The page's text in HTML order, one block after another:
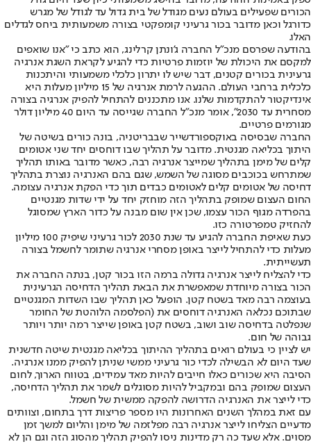
הכורים שפעילים בעולם נעים מגודל של בית גדול עד לגודל של מגרש
כדורגל וכאן מדובר בכור גרעיני קומפקטי בצורה משמעותית ביחס לגדלים
האלו.
בהודעה שפרסם מנכ"ל החברה ג'ונתן קרלינג, הוא כתב כי "אנו שואפים
למקסם את היכולת של יוזמות פרטיות כדי להגיע לקראת השגת אנרגיה
גרעינית בכורים קטנים, דבר שיש לו יתרון כלכלי משמעותי והיתכנות
כלכלית ברחבי העולם. ההגעה לרמת אנרגיה של 15 מיליון מעלות היא
אינדיקטור להתקדמות שלנו. אנו מתכננים להתחיל להפיק אנרגיה בצורה
מסחרית עד 2030", אומר מנכ"ל החברה שגייסה עד היום 40 מיליון דולר
מגורמים פרטיים.
החברה שבסיסה באוקספורדשייר שבבריטניה, בונה כורים בשיטה של
היתוך בכליאה מגנטית. מדובר על תהליך שבו דוחסים יחד שני אטומים
קלים של מימן בתהליך שמייצר אנרגיה רבה, כאשר מדובר באותו תהליך
שמתרחש בכוכבים מסוגה של השמש, שגם בהם האנרגיה נוצרת בתהליך
דחיסה של אטומים קלים לאטומים כבדים תוך כדי הפקת אנרגיה עצומה.
החום העצום שמופק בתהליך הזה מוחזק יחד על ידי שדות מגנטיים
בהפרדה מגוף הכור עצמו, שכן אין שום מבנה על כדור הארץ שמסוגל
להחזיק טמפרטורה כזו.
כעת שאיפת החברה להגיע עד שנת 2030 לכור גרעיני שיפיק 100 מיליון
מעלות כדי להתחיל לייצר באופן מסחרי אנרגיה שתומר לחשמל בצורה
תעשייתית.
כדי להצליח לייצר אנרגיה גדולה ברמה הזו בכור קטן, בנתה החברה את
הכור בצורה מיוחדת שמאפשרת את הבאת תהליך הדחיסה הגרעינית
בעוצמה רבה מאד בשטח קטן. הופעל כאן תהליך שבו השדות המגנטיים
שבתוכם נכלאה האנרגיה דוחסים את (הפלסמה הלוהטת של החומר
שנפלטה בדחיסה שוב ושוב, בשטח קטן באופן שייצר רמה יותר ויותר
גבוהה של חום.
יש לציין כי בעולם רואים בתהליך ההיתוך בכליאה מגנטית שיטה חדשנית
שעד היום לא הבשילה לכדי כור גרעיני ממשי שניתן להפיק ממנו אנרגיה.
הסיבה היא שכורים כאלו חייבים להיות מאד עמידים, בטווח הארוך, לחום
העצום שמופק בהם ובמקביל להיות מסוגלים לשמר את תהליך הדחיסה,
כדי לייצר את האנרגיה הדרושה להפקה ממשית של חשמל.
עם זאת במהלך השנים האחרונות היו מספר פריצות דרך בתחום, וצוותים
מדעיים הצליחו לייצר אנרגיה רבה מפלזמה של מימן והליום למשך זמן
מסוים. אלא שעד כה רק מדינות ניסו להפיק תהליך מהסוג הזה וגם הן לא